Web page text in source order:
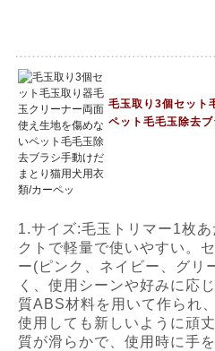
毛玉取り3個セット
ペット毛毛玉除去
1.サイズ:毛玉トリマー1枚
クトで軽量で使いやすい。
ー(ピンク、ネイビー、グリ
く、使用シーンや好みに応
質ABS材料を用いて作られ
使用しても新しいように頑
質が滑らかで、使用時に手